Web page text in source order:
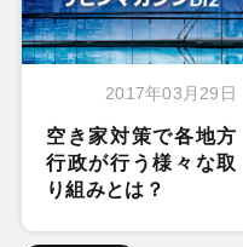
2017年03月29日
空き家対策で各地方
行政が行う様々な取
り組みとは？